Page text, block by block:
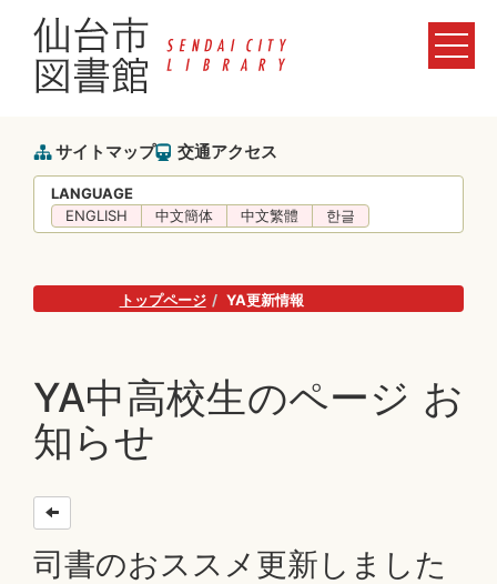
サイトマップ 交通アクセス
LANGUAGE
ENGLISH
中文簡体 中文繁體 한글
トップページ YA更新情報
YA中高校生のページ お
知らせ
司書のおススメ更新しました